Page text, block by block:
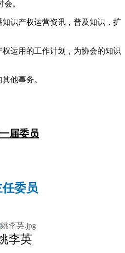
。
识产权运营资讯，普及知识，扩
运用的工作计划，为协会的知识
他事务。
届委员
委员
李英